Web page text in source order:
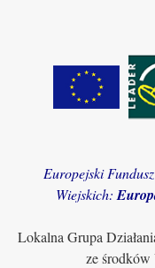
Europejski
Wiejskich:
Lokalna Grupa
ze